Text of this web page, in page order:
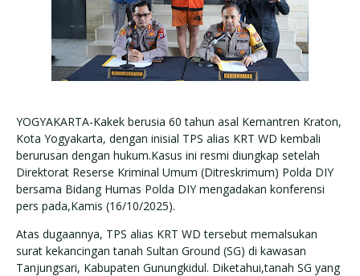
YOGYAKARTA-Kakek berusia 60 tahun asal Kemantren Kraton,
Kota Yogyakarta, dengan inisial TPS alias KRT WD kembali
berurusan dengan hukum.Kasus ini resmi diungkap setelah
Direktorat Reserse Kriminal Umum (Ditreskrimum) Polda DIY
bersama Bidang Humas Polda DIY mengadakan konferensi
pers pada,Kamis (16/10/2025).
Atas dugaannya, TPS alias KRT WD tersebut memalsukan
surat kekancingan tanah Sultan Ground (SG) di kawasan
Tanjungsari, Kabupaten Gunungkidul. Diketahui,tanah SG yang